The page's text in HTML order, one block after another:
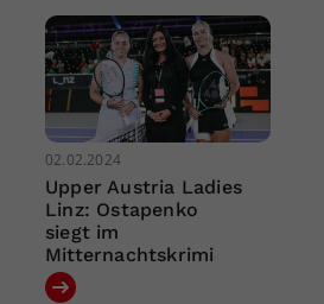
02.02.2024
Upper Austria Ladies
Linz: Ostapenko
siegt im
Mitternachtskrimi